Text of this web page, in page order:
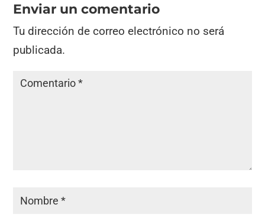
Enviar un comentario
Tu dirección de correo electrónico no será
publicada.